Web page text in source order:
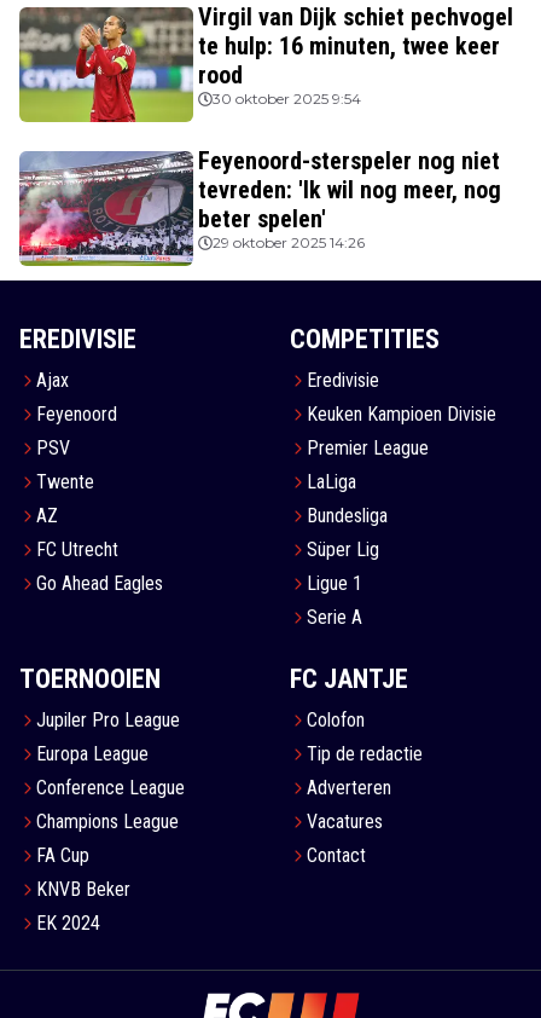
Virgil van Dijk schiet pechvogel
te hulp: 16 minuten, twee keer
rood
30 oktober 2025 9:54
Feyenoord-sterspeler nog niet
tevreden: 'Ik wil nog meer, nog
beter spelen'
29 oktober 2025 14:26
EREDIVISIE
Ajax
Feyenoord
PSV
Twente
AZ
FC Utrecht
Go Ahead Eagles
COMPETITIES
Eredivisie
Keuken Kampioen Divisie
Premier League
LaLiga
Bundesliga
Süper Lig
Ligue 1
Serie A
TOERNOOIEN
Jupiler Pro League
Europa League
Conference League
Champions League
FA Cup
KNVB Beker
EK 2024
FC JANTJE
Colofon
Tip de redactie
Adverteren
Vacatures
Contact